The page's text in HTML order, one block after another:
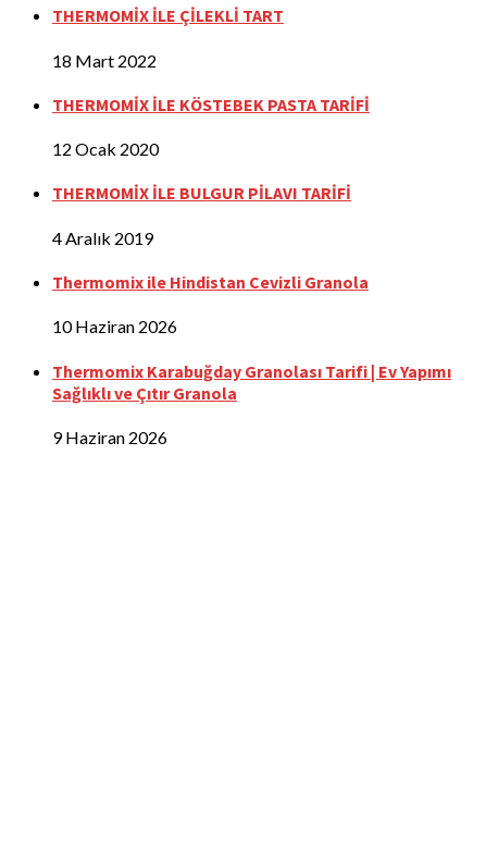
THERMOMİX İLE ÇİLEKLİ TART
18 Mart 2022
THERMOMİX İLE KÖSTEBEK PASTA TARİFİ
12 Ocak 2020
THERMOMİX İLE BULGUR PİLAVI TARİFİ
4 Aralık 2019
Thermomix ile Hindistan Cevizli Granola
10 Haziran 2026
Thermomix Karabuğday Granolası Tarifi | Ev Yapımı
Sağlıklı ve Çıtır Granola
9 Haziran 2026